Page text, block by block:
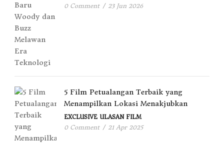
0 Comment / 23 Jun 2026
5 Film Petualangan Terbaik yang
Menampilkan Lokasi Menakjubkan
EXCLUSIVE ULASAN FILM
0 Comment / 21 Apr 2025